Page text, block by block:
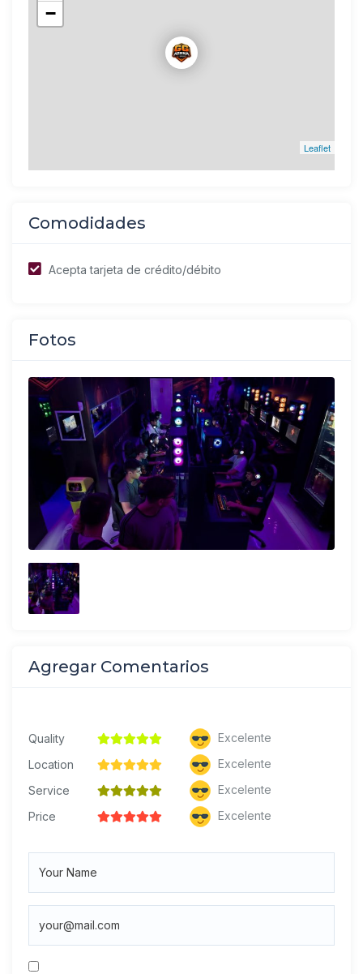
−
Leaflet
Comodidades
Acepta tarjeta de crédito/débito
Fotos
Agregar Comentarios
Quality
Excelente
Location
Excelente
Service
Excelente
Price
Excelente